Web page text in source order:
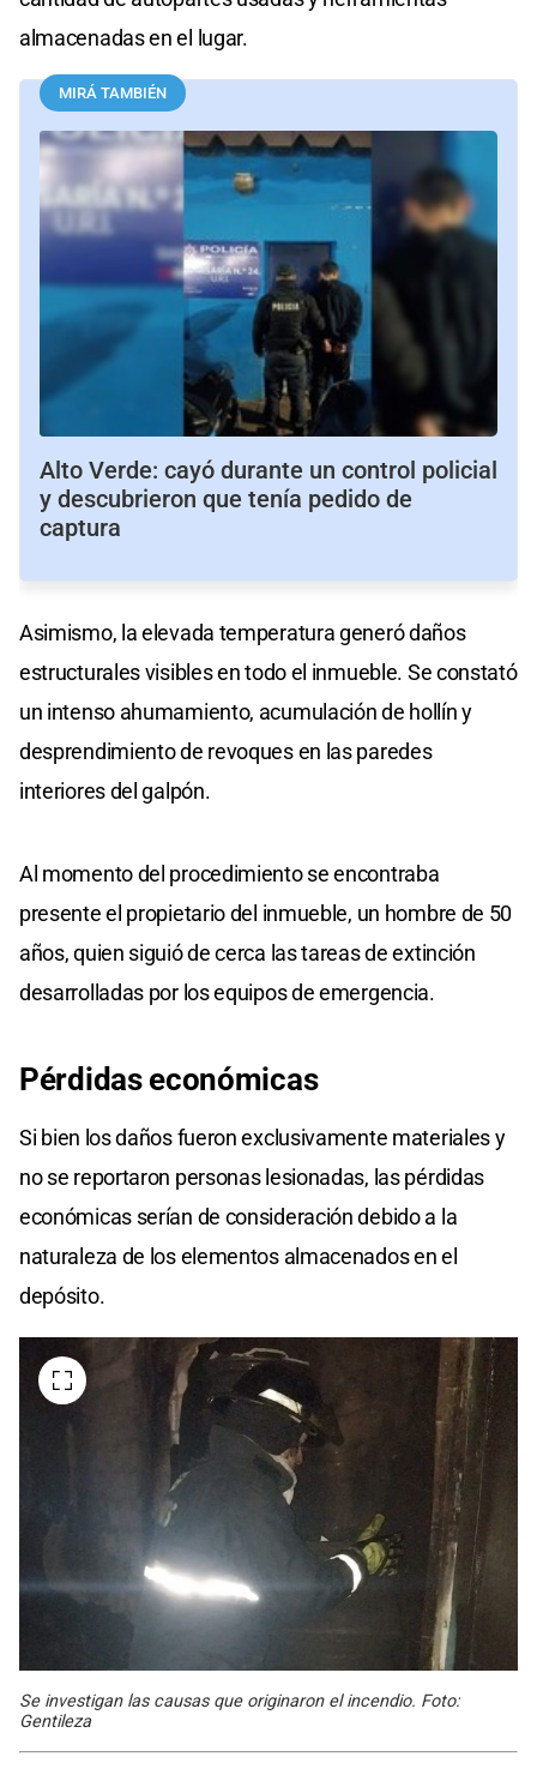
almacenadas en el lugar.
MIRÁ TAMBIÉN
Alto Verde: cayó durante un control policial
y descubrieron que tenía pedido de
captura
Asimismo, la elevada temperatura generó daños
estructurales visibles en todo el inmueble. Se constató
un intenso ahumamiento, acumulación de hollín y
desprendimiento de revoques en las paredes
interiores del galpón.
Al momento del procedimiento se encontraba
presente el propietario del inmueble, un hombre de 50
años, quien siguió de cerca las tareas de extinción
desarrolladas por los equipos de emergencia.
Pérdidas económicas
Si bien los daños fueron exclusivamente materiales y
no se reportaron personas lesionadas, las pérdidas
económicas serían de consideración debido a la
naturaleza de los elementos almacenados en el
depósito.
Se investigan las causas que originaron el incendio. Foto:
Gentileza